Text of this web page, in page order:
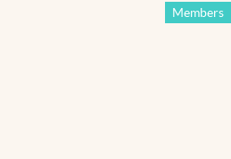
Members